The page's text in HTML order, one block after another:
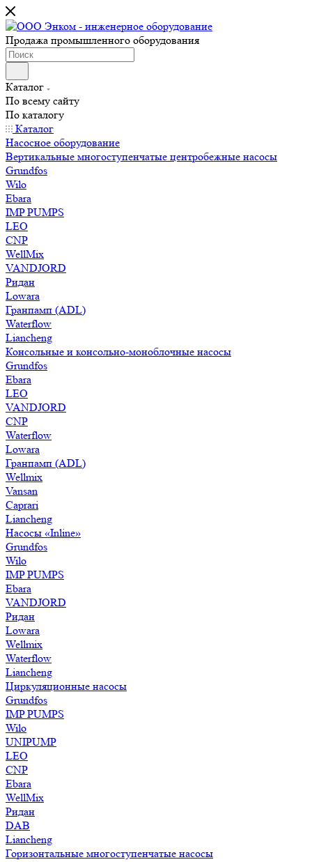
Продажа промышленного оборудования
Каталог
По всему сайту
По каталогу
Каталог
Насосное оборудование
Вертикальные многоступенчатые центробежные насосы
Grundfos
Wilo
Ebara
IMP PUMPS
LEO
CNP
WellMix
VANDJORD
Ридан
Lowara
Гранпамп (ADL)
Waterflow
Liancheng
Консольные и консольно-моноблочные насосы
Grundfos
Ebara
LEO
VANDJORD
CNP
Waterflow
Lowara
Гранпамп (ADL)
Wellmix
Vansan
Caprari
Liancheng
Насосы «Inline»
Grundfos
Wilo
IMP PUMPS
Ebara
VANDJORD
Ридан
Lowara
Wellmix
Waterflow
Liancheng
Циркуляционные насосы
Grundfos
IMP PUMPS
Wilo
UNIPUMP
LEO
CNP
Ebara
WellMix
Ридан
DAB
Liancheng
Горизонтальные многоступенчатые насосы